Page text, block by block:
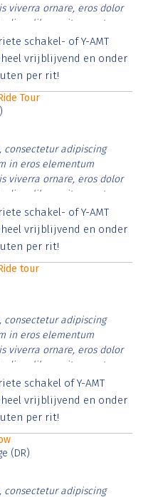
viverra ornare, eros dolor
diam libero vitae erat.
cursus id rutrum lorem
risus tristique posuere.
schakel- of Y-AMT
vrijblijvend en onder
per rit!
Tour
consectetur adipiscing
in eros elementum
viverra ornare, eros dolor
diam libero vitae erat.
cursus id rutrum lorem
risus tristique posuere.
schakel- of Y-AMT
vrijblijvend en onder
per rit!
tour
consectetur adipiscing
in eros elementum
viverra ornare, eros dolor
diam libero vitae erat.
cursus id rutrum lorem
risus tristique posuere.
schakel of Y-AMT
vrijblijvend en onder
per rit!
(DR)
consectetur adipiscing